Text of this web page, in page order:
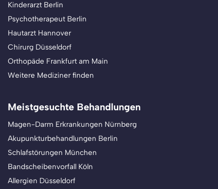
Kinderarzt Berlin
Psychotherapeut Berlin
Hautarzt Hannover
Chirurg Düsseldorf
Orthopäde Frankfurt am Main
Weitere Mediziner finden
Meistgesuchte Behandlungen
Magen-Darm Erkrankungen Nürnberg
Akupunkturbehandlungen Berlin
Schlafstörungen München
Bandscheibenvorfall Köln
Allergien Düsseldorf